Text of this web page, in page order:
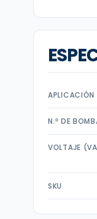
APLICACIÓN
N.º DE
VOLTAJE
SKU